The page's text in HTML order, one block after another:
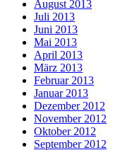
August 2013
Juli 2013
Juni 2013
Mai 2013
April 2013
März 2013
Februar 2013
Januar 2013
Dezember 2012
November 2012
Oktober 2012
September 2012